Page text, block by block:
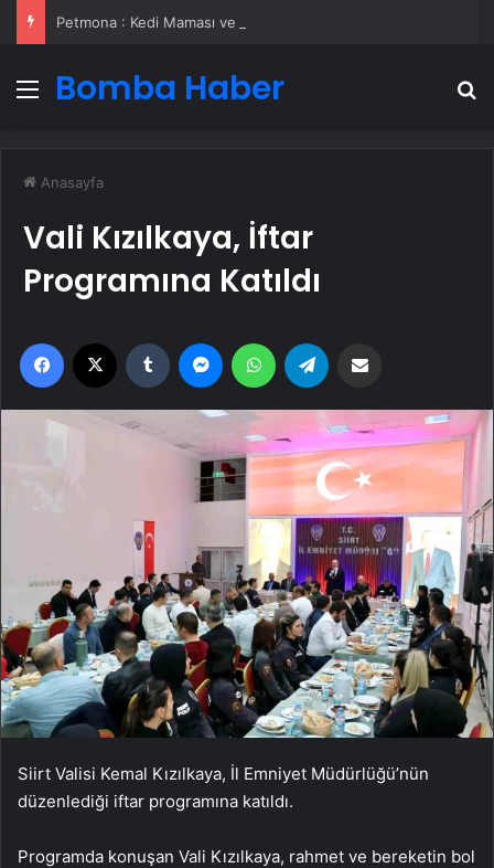
Menü
Bomba Haber
Anasayfa
Vali Kızılkaya, İftar
Programına Katıldı
Facebook Tumblr MessengerWhatsApp
Siirt Valisi Kemal Kızılkaya, İl Emniyet Müdürlüğü’nün
düzenlediği iftar programına katıldı.
Programda konuşan Vali Kızılkaya, rahmet ve bereketin bol